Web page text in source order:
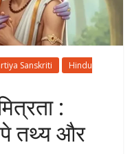
Sanskriti
Hindu
:
तथ्य और